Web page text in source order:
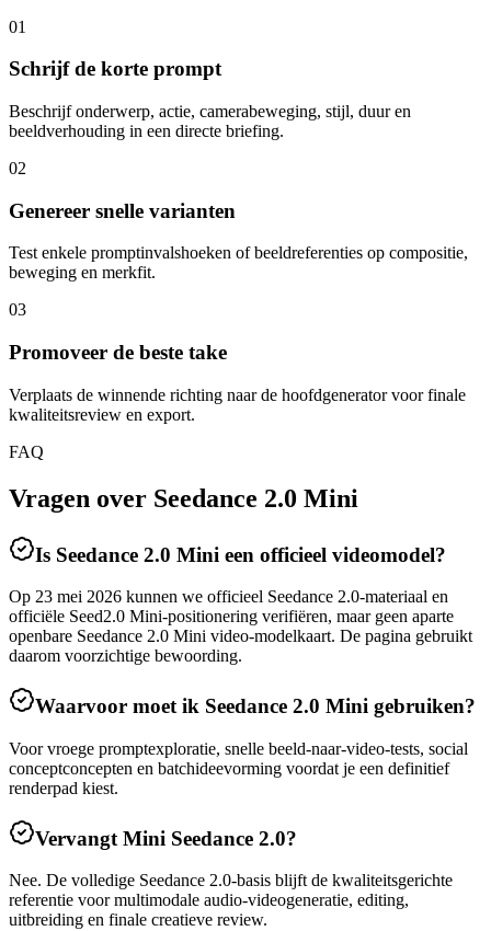
01
Schrijf de korte prompt
Beschrijf onderwerp, actie, camerabeweging, stijl, duur en
beeldverhouding in een directe briefing.
02
Genereer snelle varianten
Test enkele promptinvalshoeken of beeldreferenties op compositie,
beweging en merkfit.
03
Promoveer de beste take
Verplaats de winnende richting naar de hoofdgenerator voor finale
kwaliteitsreview en export.
FAQ
Vragen over Seedance 2.0 Mini
Is Seedance 2.0 Mini een officieel videomodel?
Op 23 mei 2026 kunnen we officieel Seedance 2.0-materiaal en
officiële Seed2.0 Mini-positionering verifiëren, maar geen aparte
openbare Seedance 2.0 Mini video-modelkaart. De pagina gebruikt
daarom voorzichtige bewoording.
Waarvoor moet ik Seedance 2.0 Mini gebruiken?
Voor vroege promptexploratie, snelle beeld-naar-video-tests, social
conceptconcepten en batchideevorming voordat je een definitief
renderpad kiest.
Vervangt Mini Seedance 2.0?
Nee. De volledige Seedance 2.0-basis blijft de kwaliteitsgerichte
referentie voor multimodale audio-videogeneratie, editing,
uitbreiding en finale creatieve review.